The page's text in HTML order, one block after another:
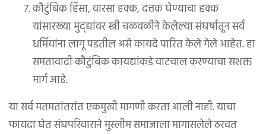
कौटुंबिक हिंसा, वारसा हक्क, दत्तक घेण्याचा हक्क
यांसारख्या मुद्द्यांवर स्त्री चळवळीने केलेल्या संघर्षातून सर्व
धर्मियांना लागू पडतील असे कायदे पारित केले गेले आहेत. हा
समतावादी कौटुंबिक कायद्यांकडे वाटचाल करण्याचा सशक्त
मार्ग आहे.
या सर्व मतमतांतरांत एकमुखी मागणी करता आली नाही. याचा
फायदा घेत संघपरिवाराने मुस्लीम समाजाला मागासलेले ठरवत